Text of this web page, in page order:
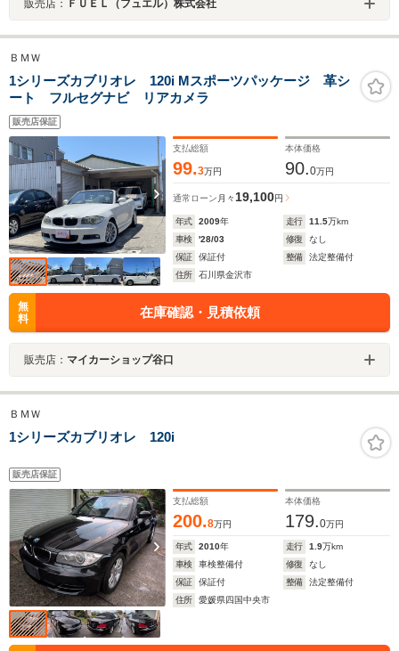
販売店： ＦＵＥＬ（フュエル）株式会社
ＢＭＷ
1シリーズカブリオレ 120i Mスポーツパッケージ 革シ
ート フルセグナビ リアカメラ
販売店保証
支払総額
99.3万円
本体価格
90.0万円
通常ローン 月々 19,100円
年式 2009年 走行 11.5万km
車検
'28/03 修復
なし
保証
保証付 整備
法定整備付
住所
石川県金沢市
無
料
在庫確認・見積依頼
販売店： マイカーショップ谷口
ＢＭＷ
1シリーズカブリオレ 120i
販売店保証
支払総額
200.8万円
本体価格
179.0万円
年式 2010年 走行 1.9万km
車検
車検整備付 修復
なし
保証
保証付 整備
法定整備付
住所
愛媛県四国中央市